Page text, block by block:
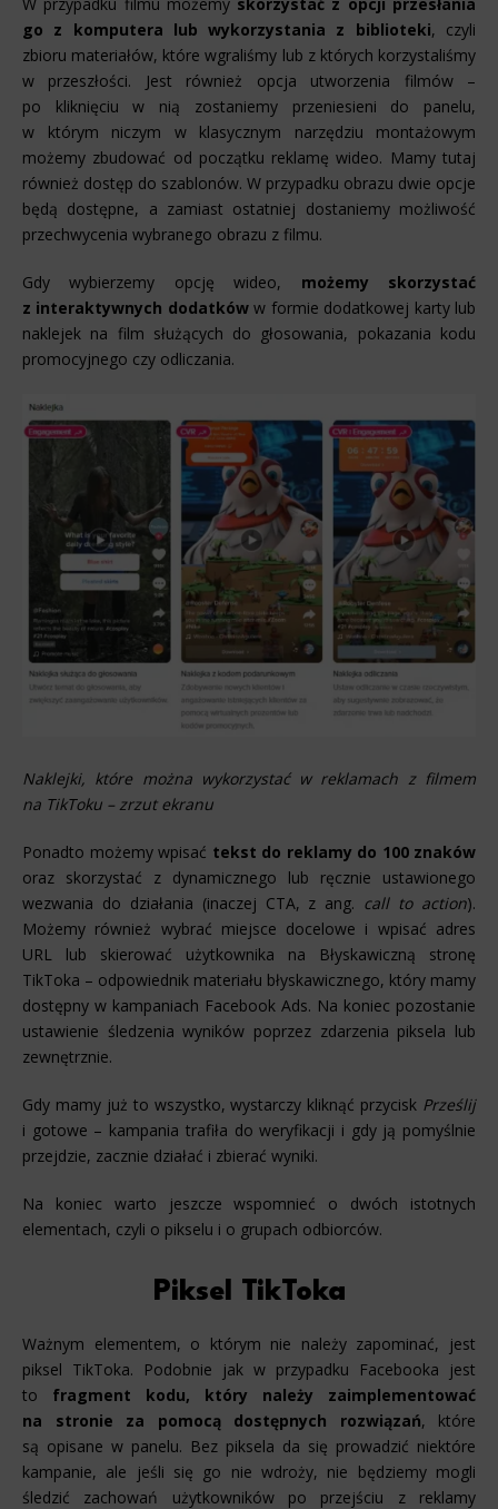
go z komputera lub wykorzystania z biblioteki, czyli
zbioru materiałów, które wgraliśmy lub z których korzystaliśmy
w przeszłości. Jest również opcja utworzenia filmów –
po kliknięciu w nią zostaniemy przeniesieni do panelu,
w którym niczym w klasycznym narzędziu montażowym
możemy zbudować od początku reklamę wideo. Mamy tutaj
również dostęp do szablonów. W przypadku obrazu dwie opcje
będą dostępne, a zamiast ostatniej dostaniemy możliwość
przechwycenia wybranego obrazu z filmu.
Gdy wybierzemy opcję wideo, możemy skorzystać
z interaktywnych dodatkóww formie dodatkowej karty lub
naklejek na film służących do głosowania, pokazania kodu
promocyjnego czy odliczania.
Naklejki, które można wykorzystać w reklamach z filmem
na TikToku – zrzut ekranu
Ponadto możemy wpisać tekst do reklamy do 100 znaków
oraz skorzystać z dynamicznego lub ręcznie ustawionego
wezwania do działania (inaczej CTA, z ang. call to action).
Możemy również wybrać miejsce docelowe i wpisać adres
URL lub skierować użytkownika na Błyskawiczną stronę
TikToka – odpowiednik materiału błyskawicznego, który mamy
dostępny w kampaniach Facebook Ads. Na koniec pozostanie
ustawienie śledzenia wyników poprzez zdarzenia piksela lub
zewnętrznie.
Gdy mamy już to wszystko, wystarczy kliknąć przycisk Prześlij
i gotowe – kampania trafiła do weryfikacji i gdy ją pomyślnie
przejdzie, zacznie działać i zbierać wyniki.
Na koniec warto jeszcze wspomnieć o dwóch istotnych
elementach, czyli o pikselu i o grupach odbiorców.
Piksel TikToka
Ważnym elementem, o którym nie należy zapominać, jest
piksel TikToka. Podobnie jak w przypadku Facebooka jest
to fragment kodu, który należy zaimplementować
na stronie za pomocą dostępnych rozwiązań, które
są opisane w panelu. Bez piksela da się prowadzić niektóre
kampanie, ale jeśli się go nie wdroży, nie będziemy mogli
śledzić zachowań użytkowników po przejściu z reklamy